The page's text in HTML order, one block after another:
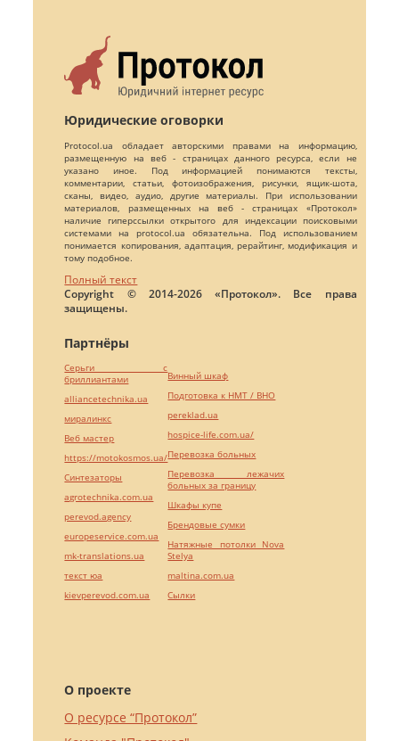
Юридические оговорки
Protocol.ua обладает авторскими правами на информацию,
размещенную на веб - страницах данного ресурса, если не
указано иное. Под информацией понимаются тексты,
комментарии, статьи, фотоизображения, рисунки, ящик-шота,
сканы, видео, аудио, другие материалы. При использовании
материалов, размещенных на веб - страницах «Протокол»
наличие гиперссылки открытого для индексации поисковыми
системами на protocol.ua обязательна. Под использованием
понимается копирования, адаптация, рерайтинг, модификация и
тому подобное.
Полный текст
Copyright © 2014-2026 «Протокол». Все права
защищены.
О проекте
О ресурсе “Протокол”
Партнёры
Серьги с
бриллиантами
alliancetechnika.ua
миралинкс
Веб мастер
https://motokosmos.ua/
Синтезаторы
agrotechnika.com.ua
perevod.agency
europeservice.com.ua
mk-translations.ua
текст юа
kievperevod.com.ua
Винный шкаф
Подготовка к НМТ / ВНО
pereklad.ua
hospice-life.com.ua/
Перевозка больных
Перевозка лежачих
больных за границу
Шкафы купе
Брендовые сумки
Натяжные потолки Nova
Stelya
maltina.com.ua
Cылки